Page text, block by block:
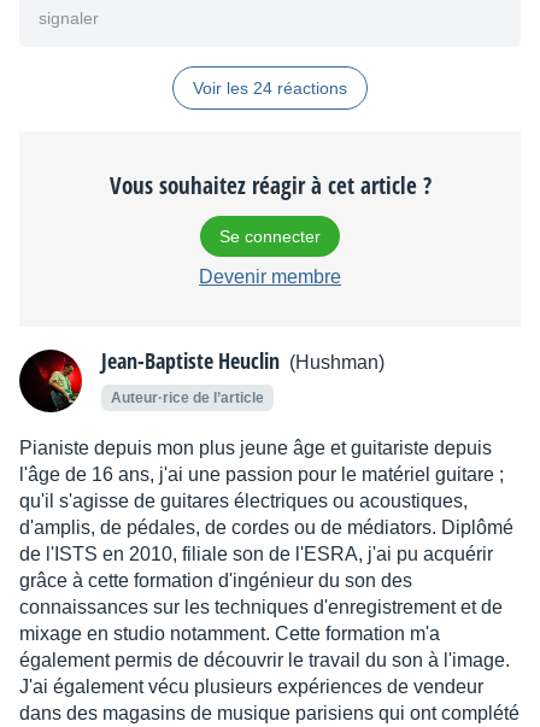
signaler
Voir les 24 réactions
Vous souhaitez réagir à cet article ?
Se connecter
Devenir membre
Jean-Baptiste Heuclin (Hushman)
Auteur·rice de l’article
Pianiste depuis mon plus jeune âge et guitariste depuis
l'âge de 16 ans, j'ai une passion pour le matériel guitare ;
qu'il s'agisse de guitares électriques ou acoustiques,
d'amplis, de pédales, de cordes ou de médiators. Diplômé
de l'ISTS en 2010, filiale son de l'ESRA, j'ai pu acquérir
grâce à cette formation d'ingénieur du son des
connaissances sur les techniques d'enregistrement et de
mixage en studio notamment. Cette formation m'a
également permis de découvrir le travail du son à l'image.
J'ai également vécu plusieurs expériences de vendeur
dans des magasins de musique parisiens qui ont complété